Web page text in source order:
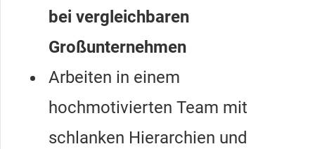
bei vergleichbaren
Großunternehmen
Arbeiten in einem
hochmotivierten Team mit
schlanken Hierarchien und